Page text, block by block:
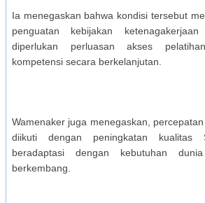
Ia menegaskan bahwa kondisi tersebut
penguatan kebijakan
diperlukan perluasan akses
kompetensi secara berkelanjutan.
Wamenaker juga menegaskan,
diikuti dengan peningkatan kualitas
beradaptasi dengan kebutuhan
berkembang.